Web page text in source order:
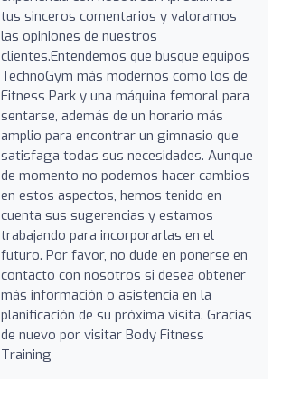
tus sinceros comentarios y valoramos
las opiniones de nuestros
clientes.Entendemos que busque equipos
TechnoGym más modernos como los de
Fitness Park y una máquina femoral para
sentarse, además de un horario más
amplio para encontrar un gimnasio que
satisfaga todas sus necesidades. Aunque
de momento no podemos hacer cambios
en estos aspectos, hemos tenido en
cuenta sus sugerencias y estamos
trabajando para incorporarlas en el
futuro. Por favor, no dude en ponerse en
contacto con nosotros si desea obtener
más información o asistencia en la
planificación de su próxima visita. Gracias
de nuevo por visitar Body Fitness
Training